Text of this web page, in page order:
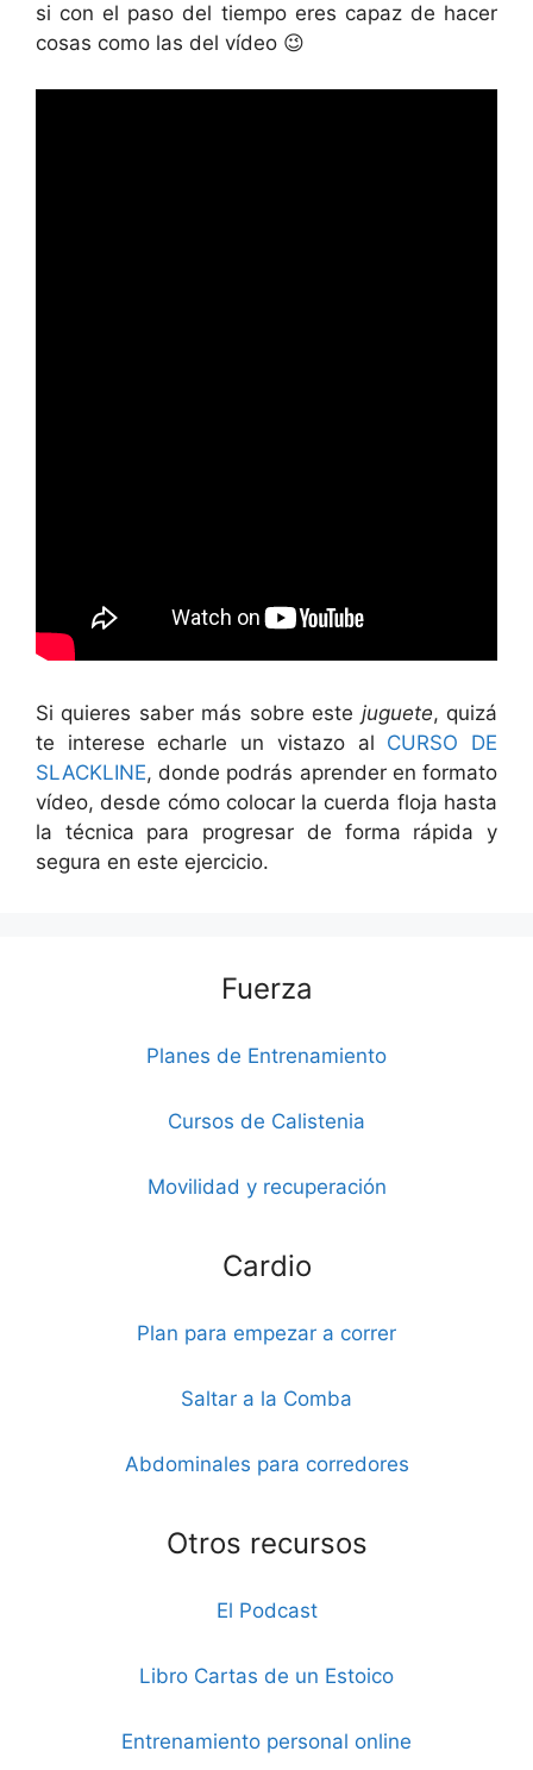
si con el paso del tiempo eres capaz de hacer
cosas como las del vídeo 😉
Si quieres saber más sobre este juguete, quizá
te interese echarle un vistazo al CURSO DE
SLACKLINE, donde podrás aprender en formato
vídeo, desde cómo colocar la cuerda floja hasta
la técnica para progresar de forma rápida y
segura en este ejercicio.
Fuerza
Planes de Entrenamiento
Cursos de Calistenia
Movilidad y recuperación
Cardio
Plan para empezar a correr
Saltar a la Comba
Abdominales para corredores
Otros recursos
El Podcast
Libro Cartas de un Estoico
Entrenamiento personal online